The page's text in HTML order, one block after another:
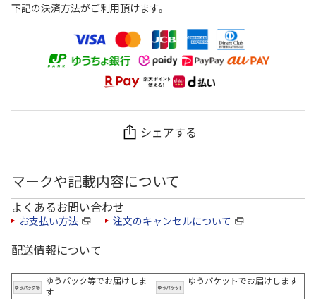
下記の決済方法がご利用頂けます。
シェアする
マークや記載内容について
よくあるお問い合わせ
お支払い方法 注文のキャンセルについて
配送情報について
ゆうパック等でお届けしま
す
ゆうパケットでお届けします